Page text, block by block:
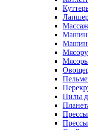
Пилы
Прессы
Прессы